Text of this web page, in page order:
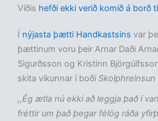
Víðis hefði ekki verið komið á borð
Í nýjasta þætti Handkastsins var
þættinum voru þeir Arnar Daði
Sigurðsson og Kristinn
skita vikunnar í boði Skolphreinsun
,,Ég ætla nú ekki að leggja það í
fréttir um það þegar félög ráða